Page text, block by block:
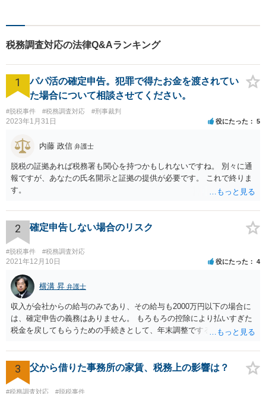
ます。誰にも話せず抱えてき
た不安を、どうぞお聞かせく
ださい。【電話・WEB相談も
対応可能】
税務調査対応の法律Q&Aランキング
1
パパ活の確定申告。犯罪で得たお金を渡されてい
た場合について相談させてください。
#脱税事件 #税務調査対応 #刑事裁判
2023年1月31日 役にたった 5
内藤 政信 弁護士
脱税の証拠あれば税務署も関心を持つかもしれないですね。 別々に通
報ですが、あなたの氏名開示と証拠の提供が必要です。 これで終りま
す。
2 確定申告しない場合のリスク
#脱税事件 #税務調査対応
2021年12月10日 役にたった 4
横溝 昇 弁護士
収入が会社からの給与のみであり、その給与も2000万円以下の場合に
は、確定申告の義務はありません。 もろもろの控除により払いすぎた
税金を戻してもらうための手続きとして、年末調整でするのか、確定
する義務がある場合で確定申告をしなかった場合には、税務署の調査
等があり、本来払うべき税金にプラスして加算税の処分を科される場
合もあります。 高額なものでもない限り単なる無申告だけでは直ちに
逮捕されないとは思います。
3 父から借りた事務所の家賃、税務上の影響は？
#税務調査対応 #脱税事件